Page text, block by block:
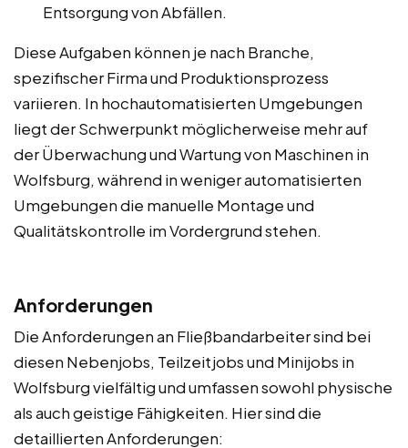
Entsorgung von Abfällen.
Diese Aufgaben können je nach Branche,
spezifischer Firma und Produktionsprozess
variieren. In hochautomatisierten Umgebungen
liegt der Schwerpunkt möglicherweise mehr auf
der Überwachung und Wartung von Maschinen in
Wolfsburg, während in weniger automatisierten
Umgebungen die manuelle Montage und
Qualitätskontrolle im Vordergrund stehen.
Anforderungen
Die Anforderungen an Fließbandarbeiter sind bei
diesen Nebenjobs, Teilzeitjobs und Minijobs in
Wolfsburg vielfältig und umfassen sowohl physische
als auch geistige Fähigkeiten. Hier sind die
detaillierten Anforderungen: